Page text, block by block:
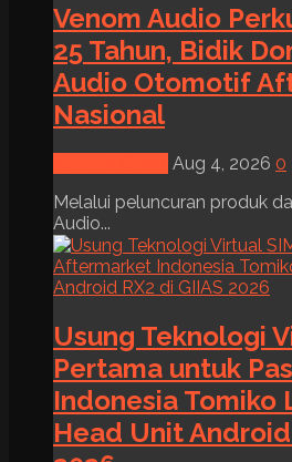
Venom Audio
25 Tahun, Bidik
Audio Otomotif
Nasional
Aug 4, 2026 0
Melalui peluncuran produk
Audio...
Usung Teknologi
Pertama untuk
Indonesia Tomiko
Head Unit Android